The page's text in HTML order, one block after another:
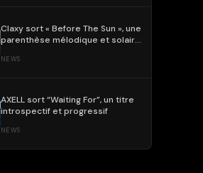
Claxy sort « Before The Sun », une
parenthèse mélodique et solaire
NEWS
AXELL sort “Waiting For”, un titre
introspectif et progressif
NEWS